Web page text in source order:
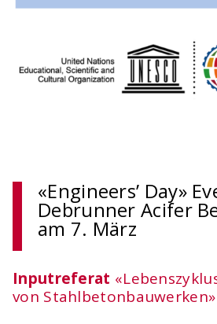
Digitaler
Stoss- &
Mindestabmessungen von
«Engineers’ Day»
Debrunner Acifer
am 7. März
Inputreferat
von Stahlbetonbauwerken»